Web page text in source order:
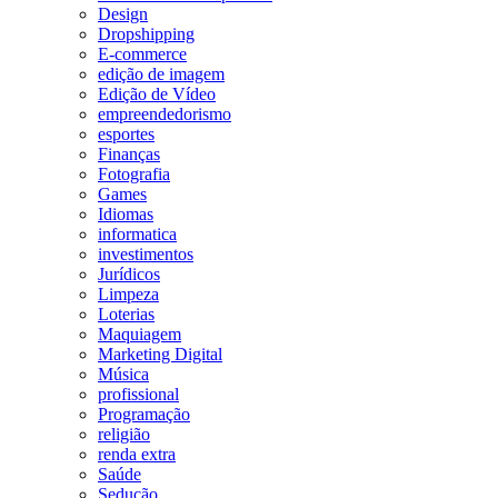
Design
Dropshipping
E-commerce
edição de imagem
Edição de Vídeo
empreendedorismo
esportes
Finanças
Fotografia
Games
Idiomas
informatica
investimentos
Jurídicos
Limpeza
Loterias
Maquiagem
Marketing Digital
Música
profissional
Programação
religião
renda extra
Saúde
Sedução